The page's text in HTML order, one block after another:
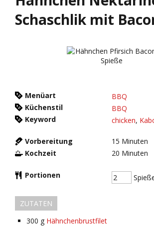
Schaschlik mit
Menüart
BBQ
Küchenstil
BBQ
Keyword
chicken,
Vorbereitung 15 Minuten
Kochzeit
20 Minuten
Portionen
ZUTATEN
300 g Hähnchenbrustfilet